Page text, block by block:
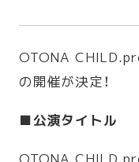
OTONA
の開催が決定！
■公演タイトル
OTONA